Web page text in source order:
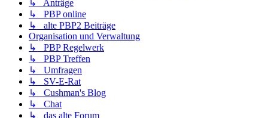
↳ Anträge
↳ PBP online
↳ alte PBP2 Beiträge
Organisation und Verwaltung
↳ PBP Regelwerk
↳ PBP Treffen
↳ Umfragen
↳ SV-E-Rat
↳ Cushman's Blog
↳ Chat
↳ das alte Forum